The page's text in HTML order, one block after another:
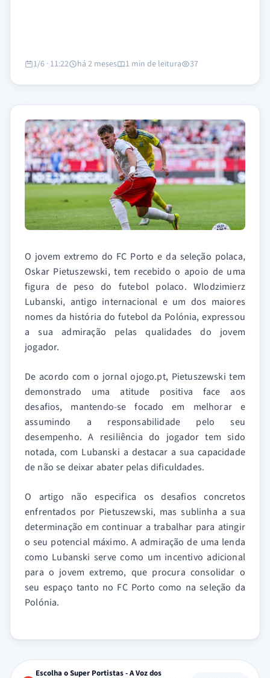
1/6 · 11:22 há 2 meses 1 min de leitura 37
O jovem extremo do FC Porto e da seleção polaca,
Oskar Pietuszewski, tem recebido o apoio de uma
figura de peso do futebol polaco. Wlodzimierz
Lubanski, antigo internacional e um dos maiores
nomes da história do futebol da Polónia, expressou
a sua admiração pelas qualidades do jovem
jogador.
De acordo com o jornal ojogo.pt, Pietuszewski tem
demonstrado uma atitude positiva face aos
desafios, mantendo-se focado em melhorar e
assumindo a responsabilidade pelo seu
desempenho. A resiliência do jogador tem sido
notada, com Lubanski a destacar a sua capacidade
de não se deixar abater pelas dificuldades.
O artigo não especifica os desafios concretos
enfrentados por Pietuszewski, mas sublinha a sua
determinação em continuar a trabalhar para atingir
o seu potencial máximo. A admiração de uma lenda
como Lubanski serve como um incentivo adicional
para o jovem extremo, que procura consolidar o
seu espaço tanto no FC Porto como na seleção da
Polónia.
Escolha o Super Portistas - A Voz dos